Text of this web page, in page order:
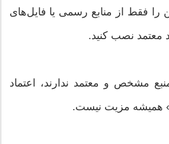
را فقط از منابع رسمی یا فایل‌های
معتمد نصب کنید.
مشخص و معتمد ندارند، اعتماد
همیشه مزیت نیست.